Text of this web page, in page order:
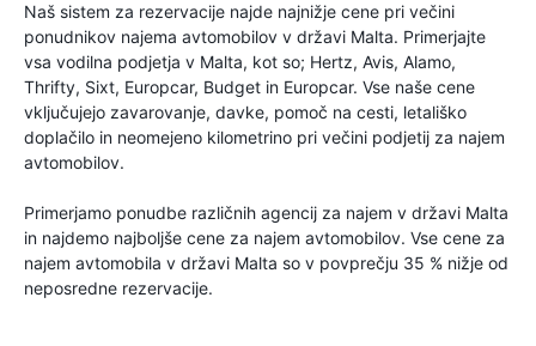
Naš sistem za rezervacije najde najnižje cene pri večini
ponudnikov najema avtomobilov v državi Malta. Primerjajte
vsa vodilna podjetja v Malta, kot so; Hertz, Avis, Alamo,
Thrifty, Sixt, Europcar, Budget in Europcar. Vse naše cene
vključujejo zavarovanje, davke, pomoč na cesti, letališko
doplačilo in neomejeno kilometrino pri večini podjetij za najem
avtomobilov.
Primerjamo ponudbe različnih agencij za najem v državi Malta
in najdemo najboljše cene za najem avtomobilov. Vse cene za
najem avtomobila v državi Malta so v povprečju 35 % nižje od
neposredne rezervacije.